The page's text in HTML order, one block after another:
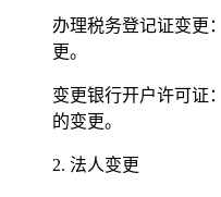
办理税务登记证变更
更。
变更银行开户许可证
的变更。
2. 法人变更